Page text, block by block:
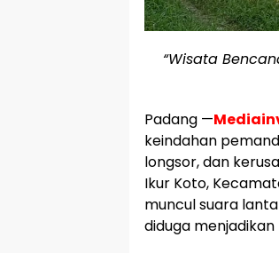
“Wisata
Padang —
keindahan
longsor, dan
Ikur Koto,
muncul suara
diduga